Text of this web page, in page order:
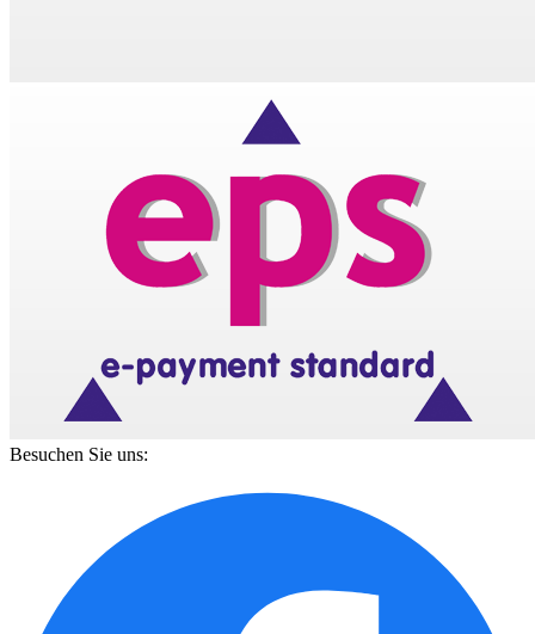
Besuchen Sie uns: